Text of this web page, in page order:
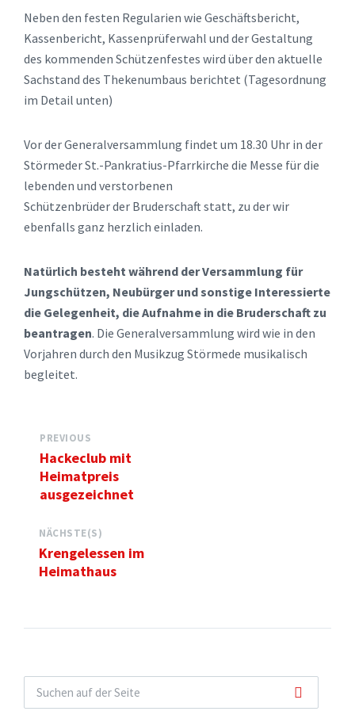
Neben den festen Regularien wie Geschäftsbericht,
Kassenbericht, Kassenprüferwahl und der Gestaltung
des kommenden Schützenfestes wird über den aktuelle
Sachstand des Thekenumbaus berichtet (Tagesordnung
im Detail unten)
Vor der Generalversammlung findet um 18.30 Uhr in der
Störmeder St.-Pankratius-Pfarrkirche die Messe für die
lebenden und verstorbenen
Schützenbrüder der Bruderschaft statt, zu der wir
ebenfalls ganz herzlich einladen.
Natürlich besteht während der Versammlung für
Jungschützen, Neubürger und sonstige Interessierte
die Gelegenheit, die Aufnahme in die Bruderschaft zu
beantragen. Die Generalversammlung wird wie in den
Vorjahren durch den Musikzug Störmede musikalisch
begleitet.
PREVIOUS
Hackeclub mit
Heimatpreis
ausgezeichnet
NÄCHSTE(S)
Krengelessen im
Heimathaus